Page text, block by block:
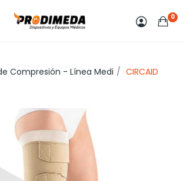
0
Compresión - Línea Medi
CIRCAID